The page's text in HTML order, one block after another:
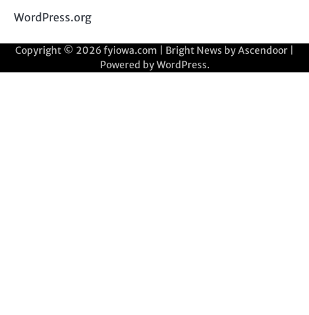
WordPress.org
Copyright © 2026fyiowa.com | Bright News byAscendoor
Powered byWordPress.